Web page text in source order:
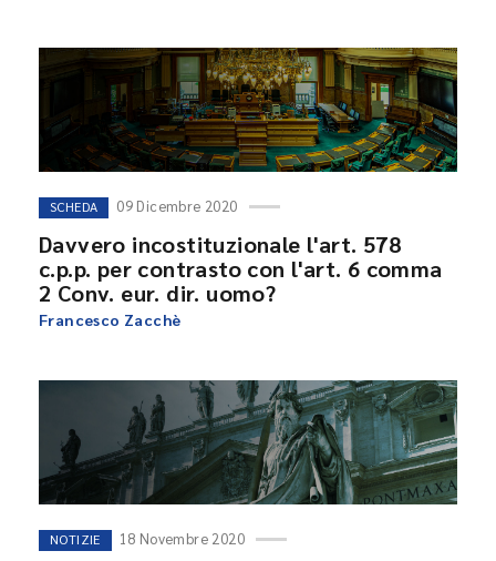
SCHEDA 09 Dicembre 2020
Davvero incostituzionale l'art. 578
c.p.p. per contrasto con l'art. 6 comma
2 Conv. eur. dir. uomo?
Francesco Zacchè
NOTIZIE 18 Novembre 2020